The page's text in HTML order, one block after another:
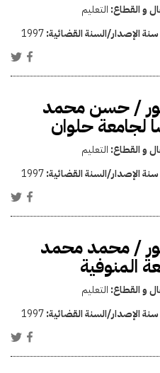
و القطاع: التعليم
سنة الإصدار/السنة القضائية:1997
/ حسن محمد
حلوان
و القطاع: التعليم
سنة الإصدار/السنة القضائية:1997
/ محمد محمد
المنوفية
و القطاع: التعليم
سنة الإصدار/السنة القضائية:1997